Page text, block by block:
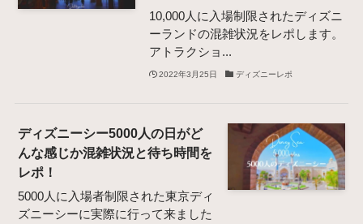
10,000人に入場制限されたディズニ
ーランドの混雑状況をレポします。
アトラクショ...
2022年3月25日 ディズニーレポ
ディズニーシー5000人の日がど
んな感じか混雑状況と待ち時間を
レポ！
5000人に入場者制限された東京ディ
ズニーシーに実際に行って来ました